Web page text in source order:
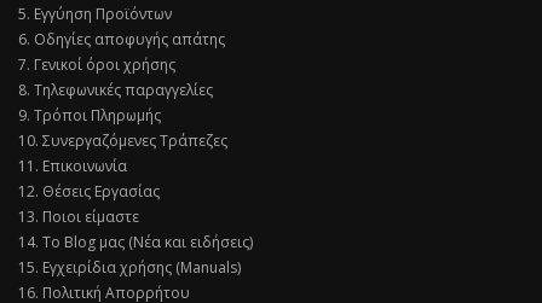
5. Εγγύηση Προϊόντων
6. Οδηγίες αποφυγής απάτης
7. Γενικοί όροι χρήσης
8. Τηλεφωνικές παραγγελίες
9. Τρόποι Πληρωμής
10. Συνεργαζόμενες Τράπεζες
11. Επικοινωνία
12. Θέσεις Εργασίας
13. Ποιοι είμαστε
14. Το Blog μας (Νέα και ειδήσεις)
15. Εγχειρίδια χρήσης (Manuals)
16. Πολιτική Απορρήτου